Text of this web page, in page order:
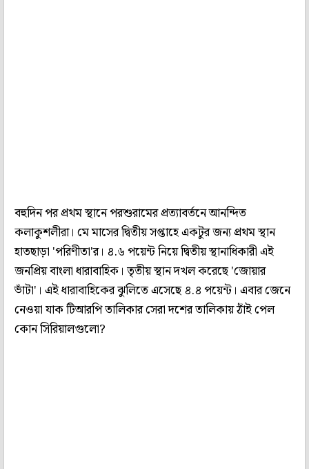
বহুদিন পর প্রথম স্থানে পরশুরামের প্রত্যাবর্তনে আনন্দিত
কলাকুশলীরা। মে মাসের দ্বিতীয় সপ্তাহে একটুর জন্য প্রথম স্থান
হাতছাড়া 'পরিণীতা'র। ৪.৬ পয়েন্ট নিয়ে দ্বিতীয় স্থানাধিকারী এই
জনপ্রিয় বাংলা ধারাবাহিক। তৃতীয় স্থান দখল করেছে 'জোয়ার
ভাঁটা'। এই ধারাবাহিকের ঝুলিতে এসেছে ৪.৪ পয়েন্ট। এবার জেনে
নেওয়া যাক টিআরপি তালিকার সেরা দশের তালিকায় ঠাঁই পেল
কোন সিরিয়ালগুলো?